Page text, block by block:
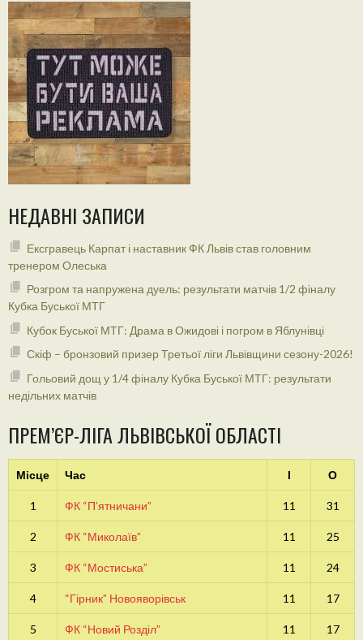
НЕДАВНІ ЗАПИСИ
Ексгравець Карпат і наставник ФК Львів став головним
тренером Олеська
Розгром та напружена дуель: результати матчів 1/2 фіналу
Кубка Буської МТГ
Кубок Буської МТГ: Драма в Ожидові і погром в Яблунівці
Скіф – бронзовий призер Третьої ліги Львівщини сезону-2026!
Гольовий дощ у 1/4 фіналу Кубка Буської МТГ: результати
недільних матчів
ПРЕМ’ЄР-ЛІГА ЛЬВІВСЬКОЇ ОБЛАСТІ
Місце Час І О
1 ФК “П’ятничани” 11 31
2 ФК “Миколаїв” 11 25
3 ФК “Мостиська” 11 24
4 “Гірник” Новояворівськ 11 17
5 ФК “Новий Розділ” 11 17